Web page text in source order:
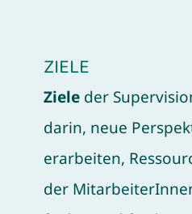
ZIELE
Zieleder
darin, neue
erarbeiten,
der